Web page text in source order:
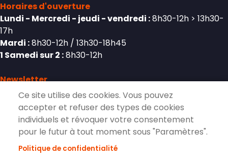
Horaires d'ouverture
Lundi - Mercredi - jeudi - vendredi :8h30-12h > 13h30-
17h
Mardi :8h30-12h / 13h30-18h45
1 Samedi sur 2 :8h30-12h
Newsletter
S'inscrire à la lettre d'information de
Pierrelaye
Ce site utilise des cookies. Vous pouvez
accepter et refuser des types de cookies
individuels et révoquer votre consentement
pour le futur à tout moment sous "Paramètres".
Politique de confidentialité